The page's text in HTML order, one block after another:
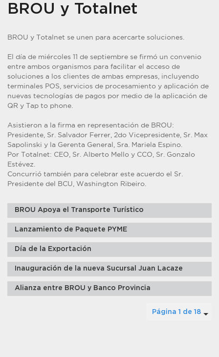
BROU y Totalnet
BROU y Totalnet se unen para acercarte soluciones.
El día de miércoles 11 de septiembre se firmó un convenio
entre ambos organismos para facilitar el acceso de
soluciones a los clientes de ambas empresas, incluyendo
terminales POS, servicios de procesamiento y aplicación de
nuevas tecnologías de pagos por medio de la aplicación de
QR y Tap to phone.
Asistieron a la firma en representación de BROU:
Presidente, Sr. Salvador Ferrer, 2do Vicepresidente, Sr. Max
Sapolinski y la Gerenta General, Sra. Mariela Espino.
Por Totalnet: CEO, Sr. Alberto Mello y CCO, Sr. Gonzalo
Estévez.
Concurrió también para celebrar este acuerdo el Sr.
Presidente del BCU, Washington Ribeiro.
BROU Apoya el Transporte Turístico
Lanzamiento de Paquete PYME
Día de la Exportación
Inauguración de la nueva Sucursal Juan Lacaze
Alianza entre BROU y Banco Provincia
Página 1 de 18